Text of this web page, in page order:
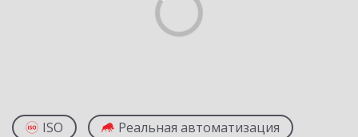
ISO Реальная автоматизация